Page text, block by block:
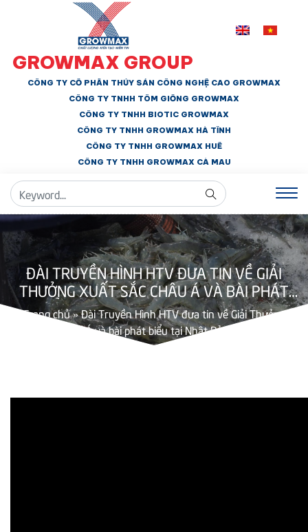
GROWMAX GROUP
CÔNG TY CỔ PHẦN THỦY SẢN CÔNG NGHỆ CAO GROWMAX
CÔNG TY TNHH TÔM GIỐNG GROWMAX
CÔNG TY TNHH BIOTIC GROWMAX
CÔNG TY TNHH GROWMAX HÀ TĨNH
CÔNG TY TNHH GROWMAX HUẾ
CÔNG TY TNHH GROWMAX CÀ MAU
ĐÀI TRUYỀN HÌNH HTV ĐƯA TIN VỀ GIẢI
THƯỞNG XUẤT SẮC CHÂU Á VÀ BÀI PHÁT
BIỂU TẠI NHẬT BẢN CỦA GROWMAX
Trang chủ»Đài Truyền Hình HTV đưa tin về Giải Thưởng
Xuất Sắc Châu Á và bài phát biểu tại Nhật Bản của GrowMax